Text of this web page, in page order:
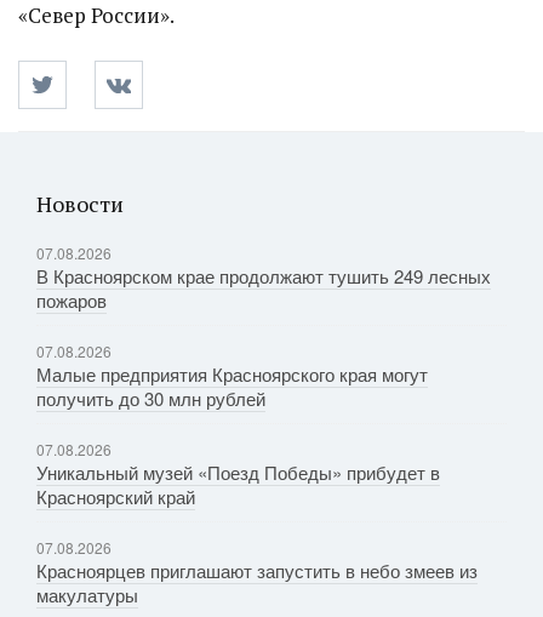
«Север России».
Новости
07.08.2026
В Красноярском крае продолжают тушить 249 лесных
пожаров
07.08.2026
Малые предприятия Красноярского края могут
получить до 30 млн рублей
07.08.2026
Уникальный музей «Поезд Победы» прибудет в
Красноярский край
07.08.2026
Красноярцев приглашают запустить в небо змеев из
макулатуры